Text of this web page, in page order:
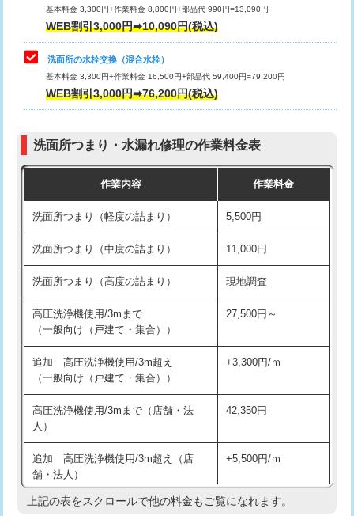
マス交換（土の掘削・埋め戻し作業）
マス交換（深さ50㎝未満）
マス交換（深さ50㎝以上）
モルタル補修（厚さ10㎝まで） 27,500円
モルタル補修（厚さ10㎝超え） 38,500円
洗面台設置 38,500円
バスタブ設置 現場見積
追加人工 16,500円
廃棄・処分
※給水管工事は20mmまでの価格です。
交換・取付(単水栓（壁付・デッキ
式）)
交換・取付(混合水栓（壁付・デッキ
式・ワンホール）)
16,500円+材料費
（P/S/ポップアップ））
交換・取付（その他部品） 11,000円+材料費
持込商品取付（単水栓） 13,200円
持込商品取付（混合水栓） 16,500円
持込商品取付（浄水器・分岐水栓） 16,500円
給水管工事※（ホール加工) 16,500円
給水管工事※（バンド止め)
給水管工事※（支持金具設置) 5,500円
給水管工事※（保温材使用（バンド止
め込み）)
5,500円
給水管工事※（土の掘削・埋め戻し作
業)
11,000円
給水管工事※（塩ビ管（VP・HI）使
用/3ｍまで)
基本料金 3,300円+作業料金 8,800円+部品代 990円=13,090円
WEB割引3,000円➡10,090円(税込)
洗面所の水栓交換（混合水栓）
基本料金 3,300円+作業料金 16,500円+部品代 59,400円=79,200円
WEB割引3,000円➡76,200円(税込)
洗面所つまり・水漏れ修理の作業料金表
作業内容 作業料金
洗面所つまり（軽度の詰まり） 5,500円
洗面所つまり（中度の詰まり） 11,000円
洗面所つまり（高度の詰まり） 現地調査
高圧洗浄機使用/3mまで
（一般向け（戸建て・集合））
27,500円～
追加 高圧洗浄機使用/3m超え
（一般向け（戸建て・集合））
+3,300円/ｍ
高圧洗浄機使用/3mまで（店舗・法
人）
42,350円
追加 高圧洗浄機使用/3m超え（店
舗・法人）
+5,500円/ｍ
高度高圧洗浄換 現地調査
上記の表をスクロールで他の料金もご覧になれます。